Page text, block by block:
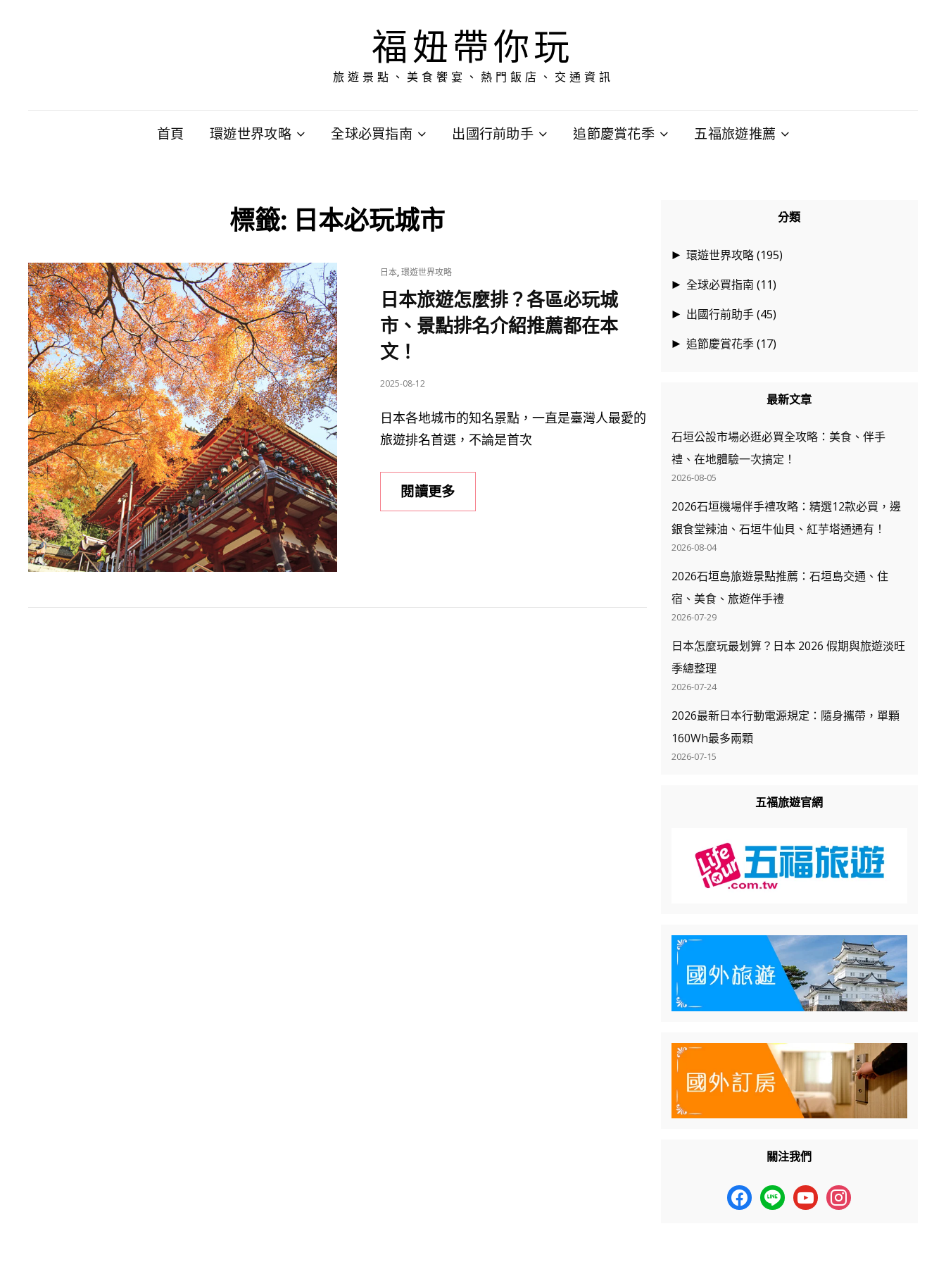
福妞帶你玩
旅遊景點、美食饗宴、熱門飯店、交通資訊
首頁 環遊世界攻略 全球必買指南 出國行前助手 追節慶賞花季 五福旅遊推薦
標籤: 日本必玩城市
CAT
LINKS
日本,環遊世界攻略
日本旅遊怎麼排？各區必玩城
市、景點排名介紹推薦都在本
文！
POSTED
2025-08-12
日本各地城市的知名景點，一直是臺灣人最愛的
旅遊排名首選，不論是首次
閱讀更多日
本
排？
分類
► 環遊世界攻略(195)
► 全球必買指南 (11)
► 出國行前助手(45)
► 追節慶賞花季(17)
最新文章
石垣公設市場必逛必買全攻略：美食、伴手
禮、在地體驗一次搞定！
2026-08-05
2026石垣機場伴手禮攻略：精選12款必買，邊
銀食堂辣油、石垣牛仙貝、紅芋塔通通有！
2026-08-04
2026石垣島旅遊景點推薦：石垣島交通、住
宿、美食、旅遊伴手禮
2026-07-29
日本怎麼玩最划算？日本 2026 假期與旅遊淡旺
季總整理
2026-07-24
2026最新日本行動電源規定：隨身攜帶，單顆
160Wh最多兩顆
2026-07-15
五福旅遊官網
關注我們
facebook
line youtubeinstagram